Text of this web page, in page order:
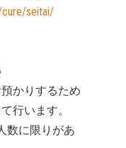
cure/seitai/
かりするため
行います。
数に限りがあ